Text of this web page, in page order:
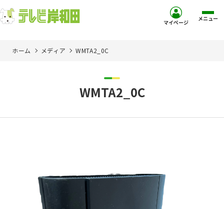
ご加入を検討中の方
マイページ メニュー
ホーム メディア WMTA2_0C
WMTA2_0C